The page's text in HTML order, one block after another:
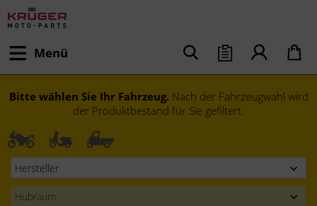
Menü
Bitte wählen Sie Ihr Fahrzeug. Nach der Fahrzeugwahl wird
der Produktbestand für Sie gefiltert.